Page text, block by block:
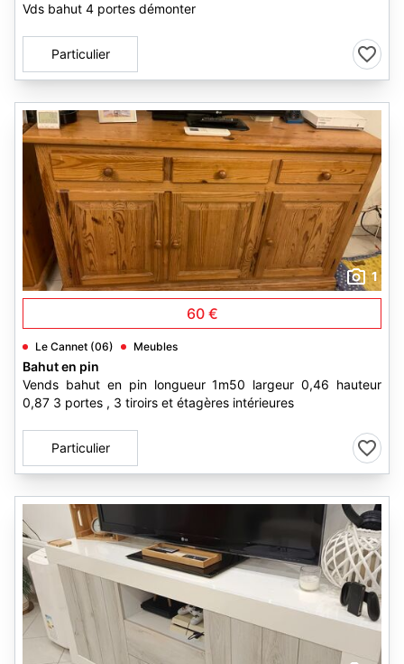
Vds bahut 4 portes démonter
Particulier
1
60 €
Le Cannet (06) Meubles
Bahut en pin
Vends bahut en pin longueur 1m50 largeur 0,46 hauteur
0,87 3 portes , 3 tiroirs et étagères intérieures
Particulier